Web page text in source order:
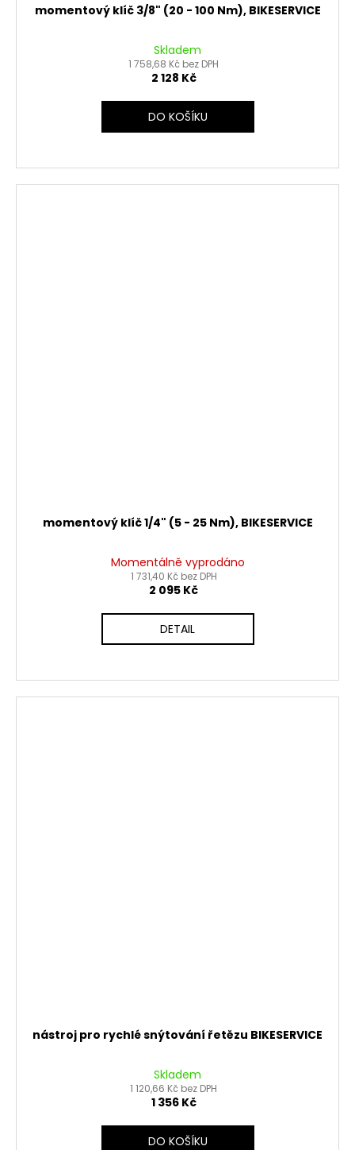
momentový klíč 3/8" (20 - 100 Nm), BIKESERVICE
Skladem
1 758,68 Kč bez DPH
2 128 Kč
DO KOŠÍKU
momentový klíč 1/4" (5 - 25 Nm), BIKESERVICE
Momentálně vyprodáno
1 731,40 Kč bez DPH
2 095 Kč
DETAIL
nástroj pro rychlé snýtování řetězu BIKESERVICE
Skladem
1 120,66 Kč bez DPH
1 356 Kč
DO KOŠÍKU